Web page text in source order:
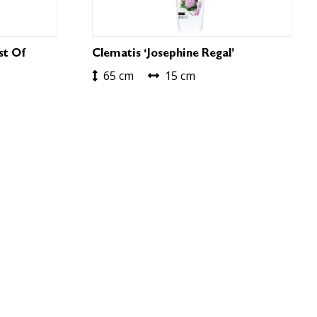
Of Clematis ‘Josephine Regal’
65 cm 15 cm